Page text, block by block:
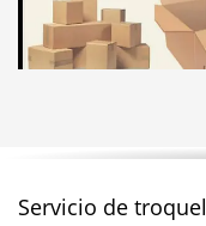
Servicio de